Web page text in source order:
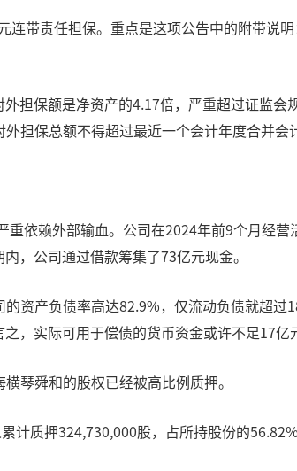
带责任担保。重点是这项公告中的附带说
担保额是净资产的4.17倍，严重超过证监
担保总额不得超过最近一个会计年度合并会
依赖外部输血。公司在2024年前9个月经
，公司通过借款筹集了73亿元现金。
资产负债率高达82.9%，仅流动负债就超
，实际可用于偿债的货币资金或许不足17亿
琴舜和的股权已经被高比例质押。
计质押324,730,000股，占所持股份的